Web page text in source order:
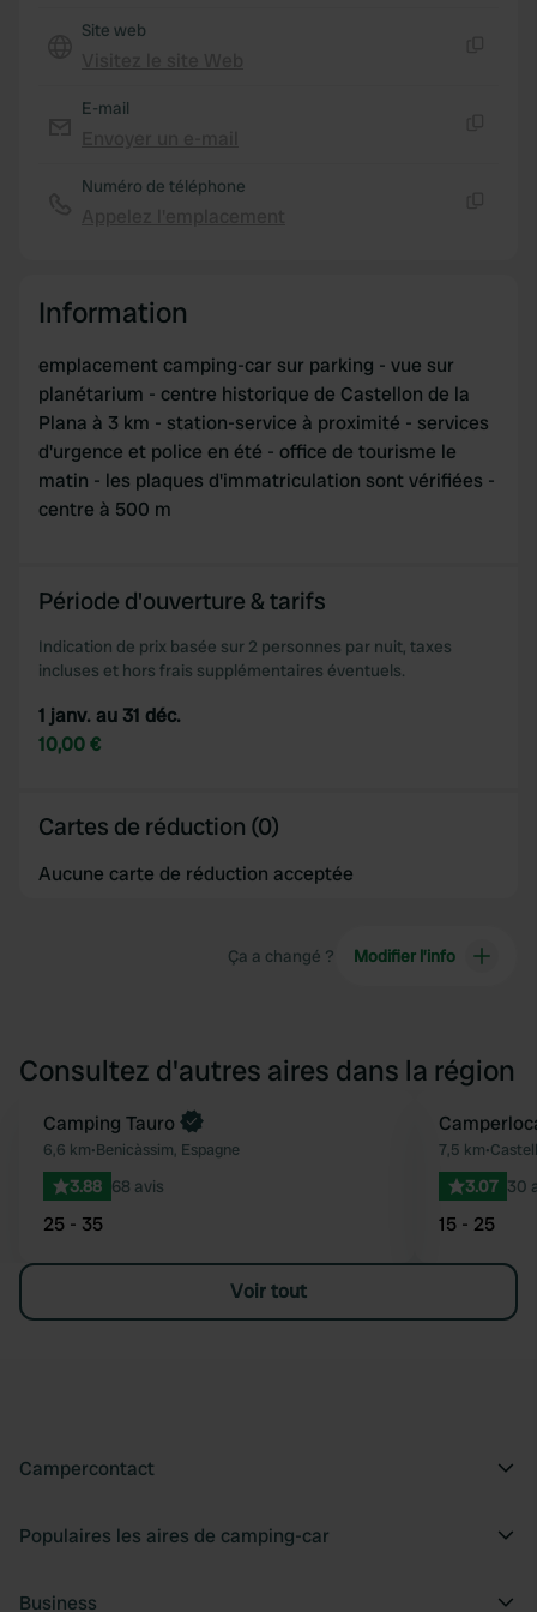
of their services.
Site web
E-mail
Numéro de téléphone
Information
emplacement camping-car sur parking - vue sur
planétarium - centre historique de Castellon de la
Plana à 3 km - station-service à proximité - services
d'urgence et police en été - office de tourisme le
matin - les plaques d'immatriculation sont vérifiées -
centre à 500 m
Période d'ouverture & tarifs
Indication de prix basée sur 2 personnes par nuit, taxes
incluses et hors frais supplémentaires éventuels.
1 janv. au 31 déc.
10,00 €
Cartes de réduction (0)
Aucune carte de réduction acceptée
Ça a changé ? Modifier l’info
Consultez d'autres aires dans la région
Préféré
Reserve maintenant
Camping Tauro
6,6 km•Benicàssim, Espagne
3.88 68 avis
25 - 35
7,5 km•
3.07 30
15 - 25
Voir tout
Campercontact
Populaires les aires de camping-car
Business